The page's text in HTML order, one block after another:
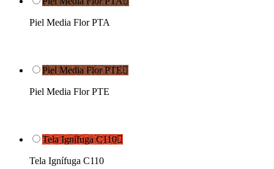
Piel Media Flor PTA
Piel Media Flor PTE
Piel Media Flor PTE
Tela Ignífuga C110
Tela Ignífuga C110